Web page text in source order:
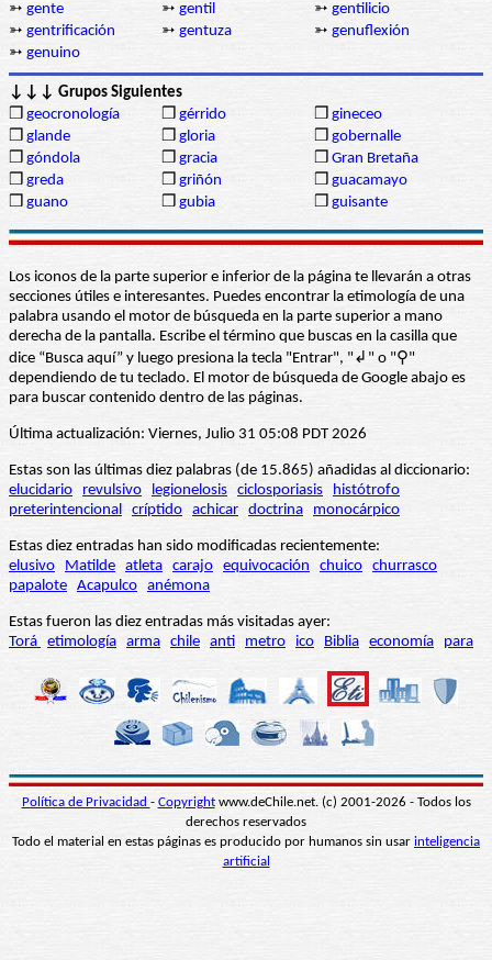
➳ gente ➳ gentil ➳ gentilicio
➳ gentrificación ➳ gentuza ➳ genuflexión
➳ genuino
↓↓↓ Grupos Siguientes
❒ geocronología ❒ gérrido ❒ gineceo
❒ glande ❒ gloria ❒ gobernalle
❒ góndola ❒ gracia ❒ Gran Bretaña
❒ greda ❒ griñón ❒ guacamayo
❒ guano ❒ gubia ❒ guisante
Los iconos de la parte superior e inferior de la página te llevarán a otras
secciones útiles e interesantes. Puedes encontrar la etimología de una
palabra usando el motor de búsqueda en la parte superior a mano
derecha de la pantalla. Escribe el término que buscas en la casilla que
dice “Busca aquí” y luego presiona la tecla "Entrar", "↲" o "⚲"
dependiendo de tu teclado. El motor de búsqueda de Google abajo es
para buscar contenido dentro de las páginas.
Última actualización: Viernes, Julio 31 05:08 PDT 2026
Estas son las últimas diez palabras (de 15.865) añadidas al diccionario:
elucidario
revulsivo legionelosis ciclosporiasis
histótrofo
preterintencional críptido achicar doctrina monocárpico
Estas diez entradas han sido modificadas recientemente:
elusivo
Matilde atleta carajo equivocación chuico churrasco
papalote Acapulco anémona
Estas fueron las diez entradas más visitadas ayer:
Torá etimología arma chile anti metro ico Biblia economía para
Política de Privacidad - Copyrightwww.deChile.net. (c) 2001-2026 - Todos los
derechos reservados
Todo el material en estas páginas es producido por humanos sin usar inteligencia
artificial